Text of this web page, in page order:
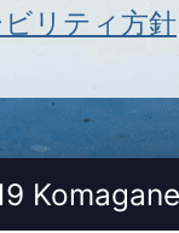
リティ方針